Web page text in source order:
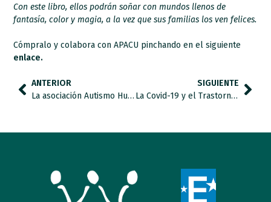
Con este libro, ellos podrán soñar con mundos llenos de
fantasía, color y magia, a la vez que sus familias los ven felices.
Cómpralo y colabora con APACU pinchando en el siguiente
enlace.
ANTERIOR
La asociación Autismo Huelva Ánsares crea la campaña “Un ladrillo por el Autismo”.
SIGUIENTE
La Covid-19 y el Trastorno del Espectro Autista